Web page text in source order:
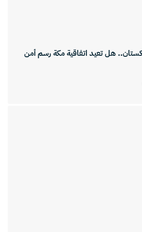
هل تعيد اتفاقية مكة رسم أمن